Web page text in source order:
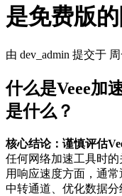
是免费版
由 dev_admin 提交于
什么是Veee加
是什么？
核心结论：谨慎评估
任何网络加速工具时的
用响应速度方面，通
中转通道、优化数据